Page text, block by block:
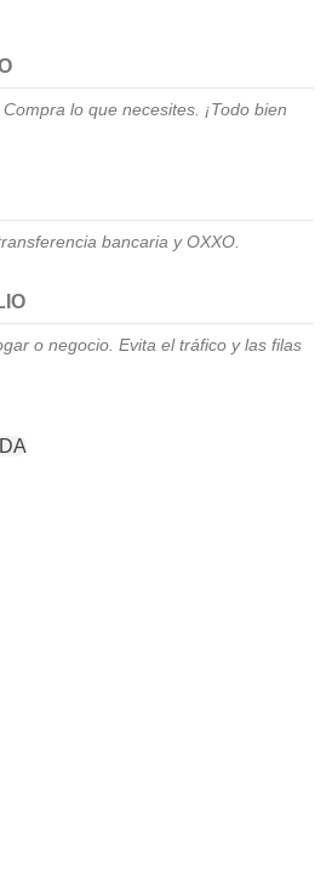
lo que necesites. ¡Todo bien
bancaria y OXXO.
o negocio. Evita el tráfico y las filas